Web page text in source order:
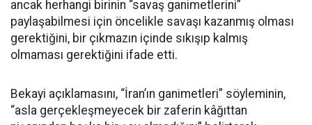
ancak herhangi birinin “savaş ganimetlerini”
paylaşabilmesi için öncelikle savaşı kazanmış olması
gerektiğini, bir çıkmazın içinde sıkışıp kalmış
olmaması gerektiğini ifade etti.
Bekayi açıklamasını, “İran’ın ganimetleri” söyleminin,
“asla gerçekleşmeyecek bir zaferin kâğıttan